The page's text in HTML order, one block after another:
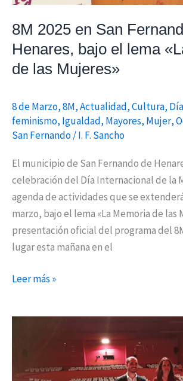
8M 2025 en San
Henares, bajo el lema
de las Mujeres»
8 de Marzo,8M,Actualidad,Cultura,
feminismo, Igualdad, Mayores, Mujer,
San Fernando/I. F. Sancho
El municipio de San Fernando de
celebración del Día Internacional de la
agenda de actividades que se
marzo, bajo el lema «La Memoria de las
presentación oficial del programa del
lugar esta mañana en el
lema
«La
Memoria
de
las
Leer más »
Mujer